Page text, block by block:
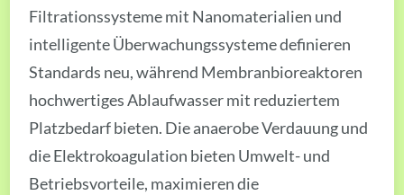
Filtrationssysteme mit Nanomaterialien und
intelligente Überwachungssysteme definieren
Standards neu, während Membranbioreaktoren
hochwertiges Ablaufwasser mit reduziertem
Platzbedarf bieten. Die anaerobe Verdauung und
die Elektrokoagulation bieten Umwelt- und
Betriebsvorteile, maximieren die